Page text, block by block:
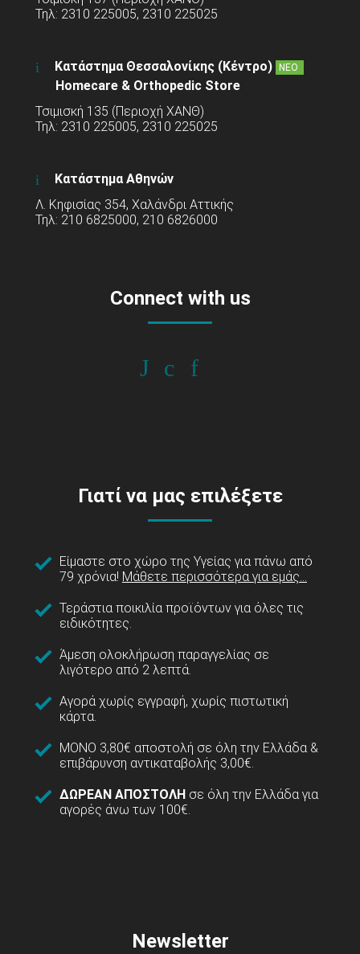
Τηλ: 2310 225005, 2310 225025
Κατάστημα Θεσσαλονίκης (Κέντρο) ΝΕΟ
Homecare & Orthopedic Store
Τσιμισκή 135 (Περιοχή ΧΑΝΘ)
Τηλ: 2310 225005, 2310 225025
Κατάστημα Αθηνών
Λ. Κηφισίας 354, Χαλάνδρι Αττικής
Τηλ: 210 6825000, 210 6826000
Connect with us
Γιατί να μας επιλέξετε
Είμαστε στο χώρο της Υγείας για πάνω από
79 χρόνια! Μάθετε περισσότερα για εμάς...
Τεράστια ποικιλία προϊόντων για όλες τις
ειδικότητες.
Άμεση ολοκλήρωση παραγγελίας σε
λιγότερο από 2 λεπτά.
Αγορά χωρίς εγγραφή, χωρίς πιστωτική
κάρτα.
ΜΟΝΟ 3,80€ αποστολή σε όλη την Ελλάδα &
επιβάρυνση αντικαταβολής 3,00€.
ΔΩΡΕΑΝ ΑΠΟΣΤΟΛΗ σε όλη την Ελλάδα για
αγορές άνω των 100€.
Newsletter